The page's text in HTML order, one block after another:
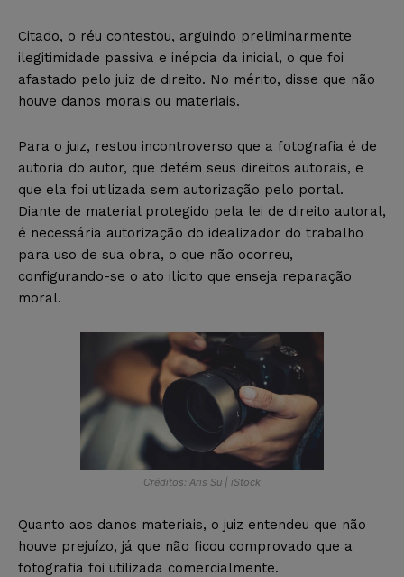
Citado, o réu contestou, arguindo preliminarmente
ilegitimidade passiva e inépcia da inicial, o que foi
afastado pelo juiz de direito. No mérito, disse que não
houve danos morais ou materiais.
Para o juiz, restou incontroverso que a fotografia é de
autoria do autor, que detém seus direitos autorais, e
que ela foi utilizada sem autorização pelo portal.
Diante de material protegido pela lei de direito autoral,
é necessária autorização do idealizador do trabalho
para uso de sua obra, o que não ocorreu,
configurando-se o ato ilícito que enseja reparação
moral.
Créditos: Aris Su | iStock
Quanto aos danos materiais, o juiz entendeu que não
houve prejuízo, já que não ficou comprovado que a
fotografia foi utilizada comercialmente.